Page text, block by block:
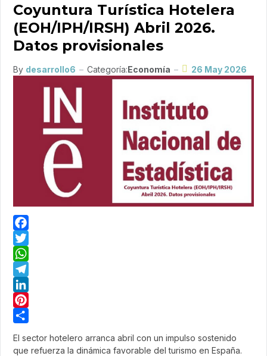
Coyuntura Turística Hotelera
(EOH/IPH/IRSH) Abril 2026.
Datos provisionales
By desarrollo6 Categoría:Economía 26 May 2026
Facebook
Twitter
WhatsApp
Telegram
LinkedIn
Pinterest
El sector hotelero arranca abril con un impulso sostenido
que refuerza la dinámica favorable del turismo en España.